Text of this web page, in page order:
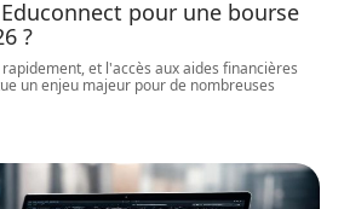
pour une bourse
?
et l'accès aux aides financières
un enjeu majeur pour de nombreuses